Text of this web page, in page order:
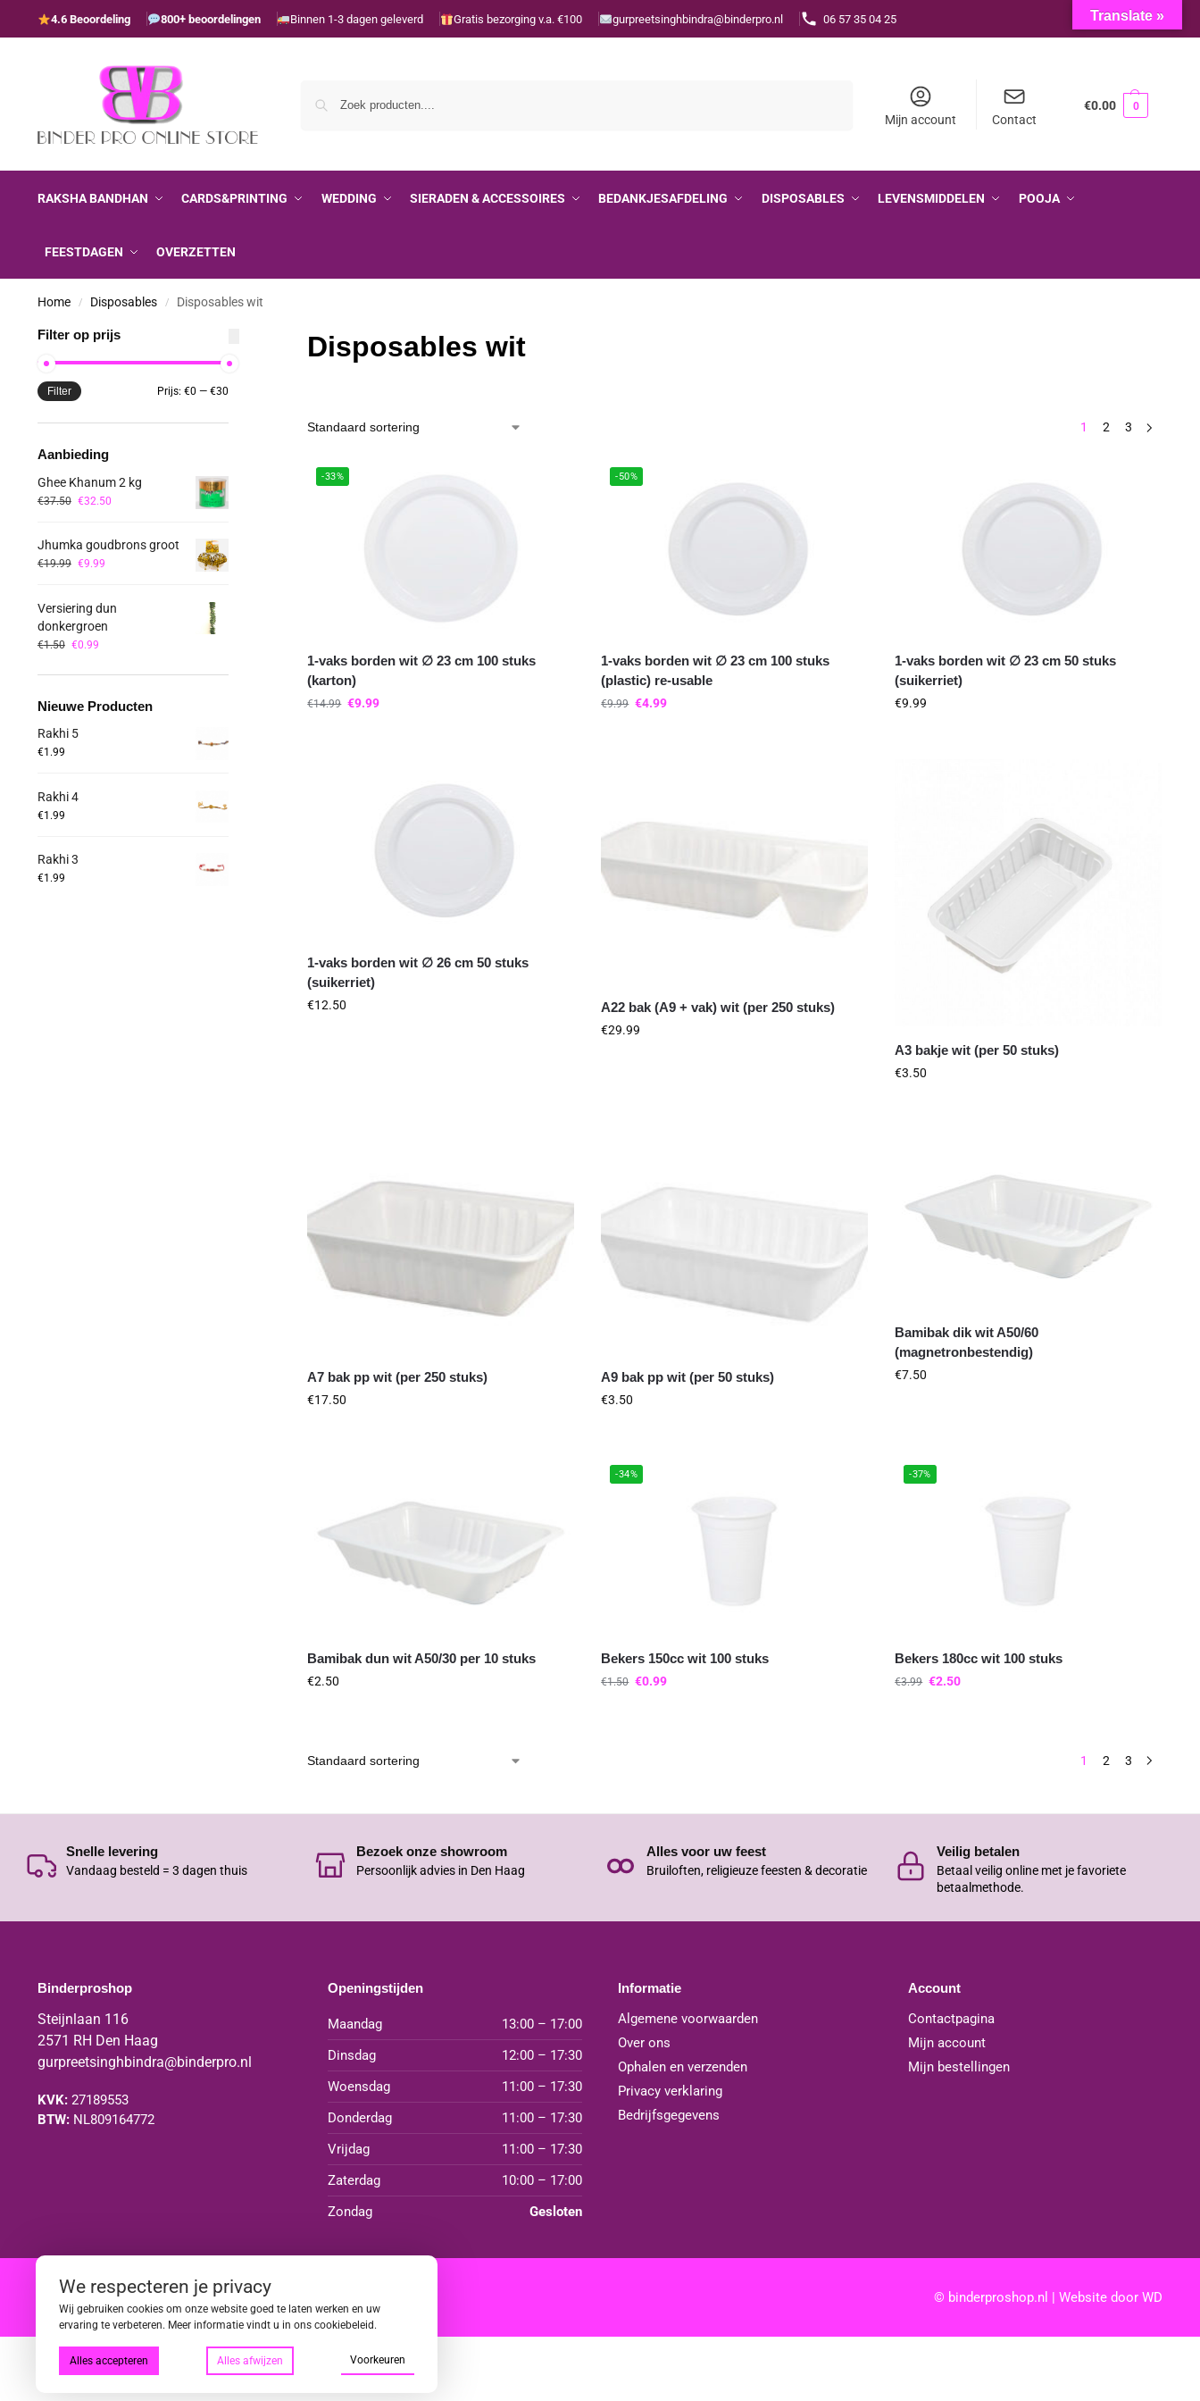
4.6 Beoordeling 800+ beoordelingen Binnen 1-3 dagen geleverd Gratis bezorging v.a. €100 gurpreetsinghbindra@binderpro.nl 06 57 35 04 25
Mijn account Contact
€0.00 0
RAKSHA BANDHAN CARDS&PRINTING WEDDING SIERADEN & ACCESSOIRES BEDANKJESAFDELING DISPOSABLES LEVENSMIDDELEN POOJA
FEESTDAGEN OVERZETTEN
Home / Disposables / Disposables wit
Disposables wit
1 2 3
-33%
1-vaks borden wit ∅ 23 cm 100 stuks
(karton)
€14.99 €9.99
-50%
1-vaks borden wit ∅ 23 cm 100 stuks
(plastic) re-usable
€9.99 €4.99
1-vaks borden wit ∅ 23 cm 50 stuks
(suikerriet)
€9.99
1-vaks borden wit ∅ 26 cm 50 stuks
(suikerriet)
€12.50 A22 bak (A9 + vak) wit (per 250 stuks)
€29.99
A3 bakje wit (per 50 stuks)
€3.50
A7 bak pp wit (per 250 stuks)
€17.50
A9 bak pp wit (per 50 stuks)
€3.50
Bamibak dik wit A50/60
(magnetronbestendig)
€7.50
Bamibak dun wit A50/30 per 10 stuks
€2.50
-34%
Bekers 150cc wit 100 stuks
€1.50 €0.99
-37%
Bekers 180cc wit 100 stuks
€3.99 €2.50
1 2 3
Filter op prijs
Filter Prijs:€0 —€30
Aanbieding
Ghee Khanum 2 kg
€37.50 €32.50
Jhumka goudbrons groot
€19.99 €9.99
Versiering dun
donkergroen
€1.50 €0.99
Nieuwe Producten
Rakhi 5
€1.99
Rakhi 4
€1.99
Rakhi 3
€1.99
Snelle levering
Vandaag besteld = 3 dagen thuis
Bezoek onze showroom
Persoonlijk advies in Den Haag
Alles voor uw feest
Bruiloften, religieuze feesten & decoratie
Veilig betalen
Betaal veilig online met je favoriete
betaalmethode.
Binderproshop
Steijnlaan 116
2571 RH Den Haag
gurpreetsinghbindra@binderpro.nl
KVK:27189553
BTW:NL809164772
Openingstijden
Maandag
13:00 – 17:00
Dinsdag
12:00 – 17:30
Woensdag
11:00 – 17:30
Donderdag
11:00 – 17:30
Vrijdag
11:00 – 17:30
Zaterdag
10:00 – 17:00
Zondag
Gesloten
Informatie
Algemene voorwaarden
Over ons
Ophalen en verzenden
Privacy verklaring
Bedrijfsgegevens
Account
Contactpagina
Mijn account
Mijn bestellingen
| | © binderproshop.nl | Website doorWD
Translate »
We respecteren je privacy
Wij gebruiken cookies om onze website goed te laten werken en uw
ervaring te verbeteren. Meer informatie vindt u in ons cookiebeleid.
Alles accepteren Alles afwijzen Voorkeuren